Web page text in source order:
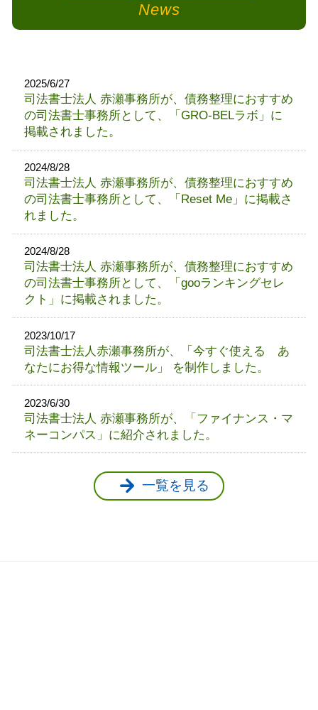
News
2025/6/27
司法書士法人 赤瀬事務所が、債務整理におすすめ
の司法書士事務所として、「GRO-BELラボ」に
掲載されました。
2024/8/28
司法書士法人 赤瀬事務所が、債務整理におすすめ
の司法書士事務所として、「Reset Me」に掲載さ
れました。
2024/8/28
司法書士法人 赤瀬事務所が、債務整理におすすめ
の司法書士事務所として、「gooランキングセレ
クト」に掲載されました。
2023/10/17
司法書士法人赤瀬事務所が、「今すぐ使える あ
なたにお得な情報ツール」 を制作しました。
2023/6/30
司法書士法人 赤瀬事務所が、「ファイナンス・マ
ネーコンパス」に紹介されました。
一覧を見る